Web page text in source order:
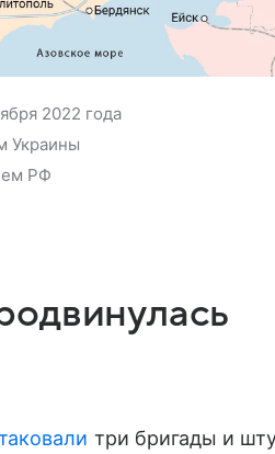
2022 года
Украины
РФ
три бригады и